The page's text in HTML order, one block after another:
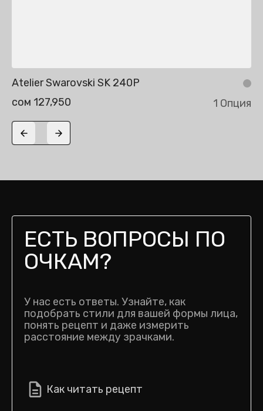
Atelier Swarovski SK 240P
сом 127,950
1 Опция
Previous slide
Next slide
ЕСТЬ ВОПРОСЫ ПО
ОЧКАМ?
У нас есть ответы. Узнайте, как
подобрать стили для вашей формы лица,
понять рецепт и даже измерить
расстояние между зрачками.
Как читать рецепт